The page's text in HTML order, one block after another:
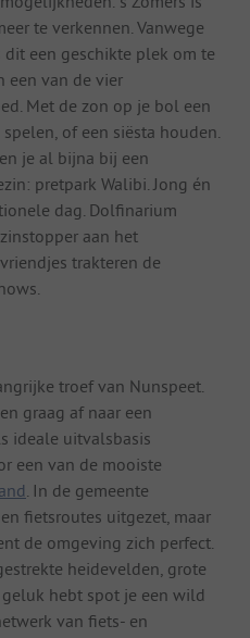
te verkennen. Vanwege
een geschikte plek om te
een van de vier
Met de zon op je bol een
of een siësta houden.
je al bijna bij een
pretpark Walibi. Jong én
dag. Dolfinarium
aan het
trakteren de
troef van Nunspeet.
graag af naar een
ideale uitvalsbasis
een van de mooiste
. In de gemeente
fietsroutes uitgezet, maar
de omgeving zich perfect.
heidevelden, grote
hebt spot je een wild
van fiets- en